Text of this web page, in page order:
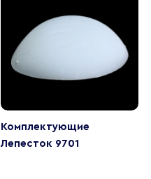
Комплектующие
Лепесток 9701